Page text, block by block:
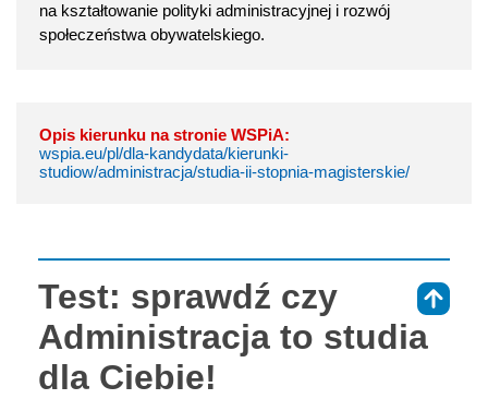
na kształtowanie polityki administracyjnej i rozwój
społeczeństwa obywatelskiego.
Opis kierunku na stronie WSPiA:
wspia.eu/pl/dla-kandydata/kierunki-
studiow/administracja/studia-ii-stopnia-magisterskie/
Test: sprawdź czy
Administracja to studia
dla Ciebie!